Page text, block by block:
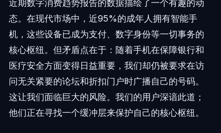
近期数字消费趋势报告的数据描绘了一个有趣的动
态。在现代市场中，近95%的成年人拥有智能手
机，这些设备已成为支付、数字身份等一切事务的
核心枢纽。但矛盾点在于：随着手机在保障银行和
医疗安全方面变得日益重要，我们却仍被要求在访
问无关紧要的论坛和折扣门户时广播自己的号码。
这让我们面临巨大的风险。我们的用户深谙此道；
他们正在寻找一个缓冲层来保护自己的核心枢纽。